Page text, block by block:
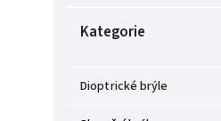
Kategorie
Dioptrické brýle